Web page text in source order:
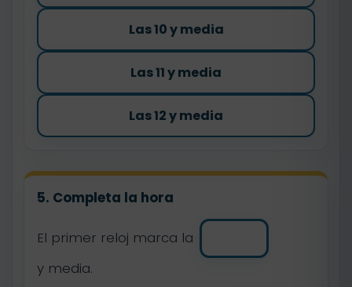
Las 10 y media
Las 11 y media
Las 12 y media
5. Completa la hora
El primer reloj marca la
y media.